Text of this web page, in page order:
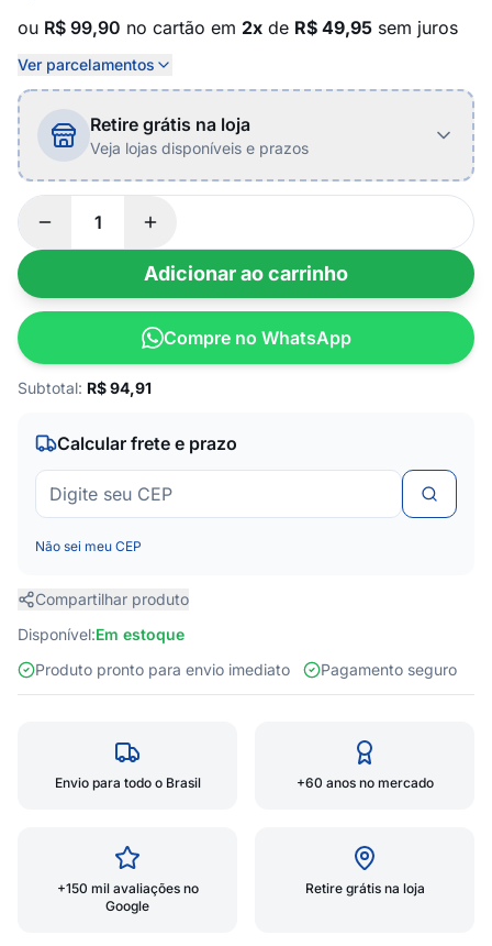
ou R$ 99,90 no cartão em 2x de R$ 49,95 sem juros
Ver parcelamentos
Retire grátis na loja
Veja lojas disponíveis e prazos
Adicionar ao carrinho
Compre no WhatsApp
Subtotal: R$94,91
Calcular frete e prazo
Não sei meu CEP
Compartilhar produto
Disponível:Em estoque
Produto pronto para envio imediato
Pagamento seguro
Envio para todo o Brasil +60 anos no mercado
+150 mil avaliações no
Google
Retire grátis na loja